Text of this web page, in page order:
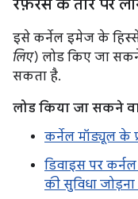
रेफ़रंस के तौर पर
इसे कर्नेल इमेज के
लिए) लोड किए जा
सकता है.
लोड किया जा सकने
कर्नेल मॉड्यूल के
डिवाइस पर
की सुविधा